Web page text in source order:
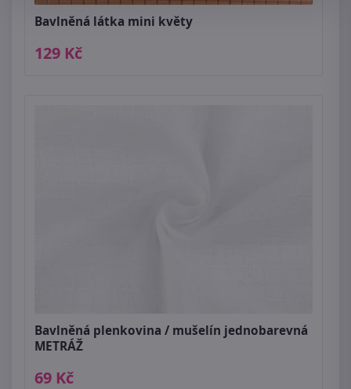
Bavlněná látka mini květy
129 Kč
Bavlněná plenkovina / mušelín jednobarevná
METRÁŽ
69 Kč